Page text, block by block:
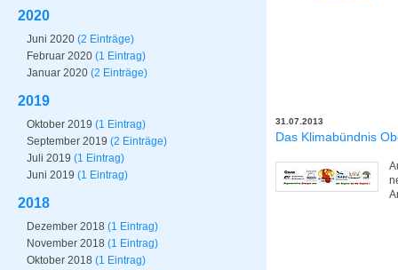
2020
Juni 2020 (2 Einträge)
Februar 2020 (1 Eintrag)
Januar 2020 (2 Einträge)
2019
Oktober 2019 (1 Eintrag)
September 2019 (2 Einträge)
Juli 2019 (1 Eintrag)
Juni 2019 (1 Eintrag)
2018
Dezember 2018 (1 Eintrag)
November 2018 (1 Eintrag)
Oktober 2018 (1 Eintrag)
31.07.2013
Das Klimabündnis